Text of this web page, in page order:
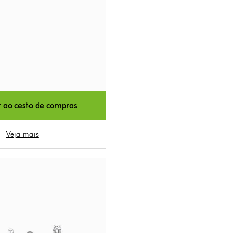
ao cesto de compras
Veja mais